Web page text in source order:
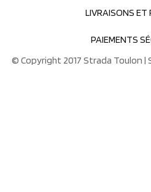
LIVRAISONS ET
PAIEMENTS
© Copyright 2017 Strada Toulon |